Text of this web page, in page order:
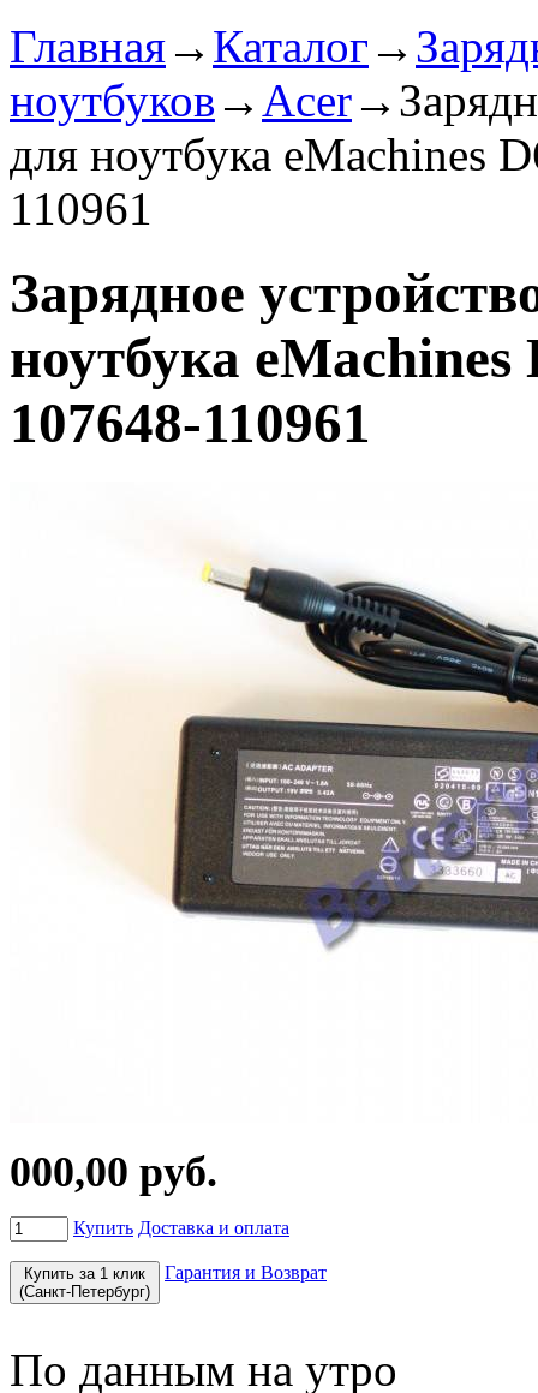
Главная→ Каталог →
ноутбуков → Acer→
для ноутбука eMachines
110961
Зарядное
ноутбука
107648-110961
000,00 руб.
Купить Доставка и оплата
Купить за 1 клик
(Санкт-Петербург)
Гарантия и Возврат
По данным на утро